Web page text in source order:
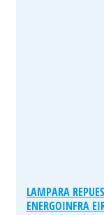
LAMPARA
ENERGOINFRA